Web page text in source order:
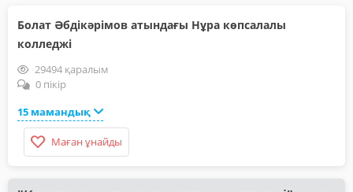
Болат Әбдікәрімов атындағы Нұра көпсалалы
колледжі
29494 қаралым
0 пікір
15 мамандық
Маған ұнайды